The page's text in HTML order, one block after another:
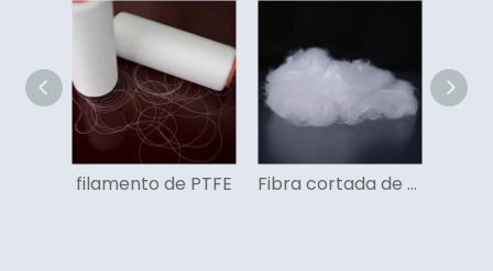
filamento de PTFE Fibra cortada de PTFE